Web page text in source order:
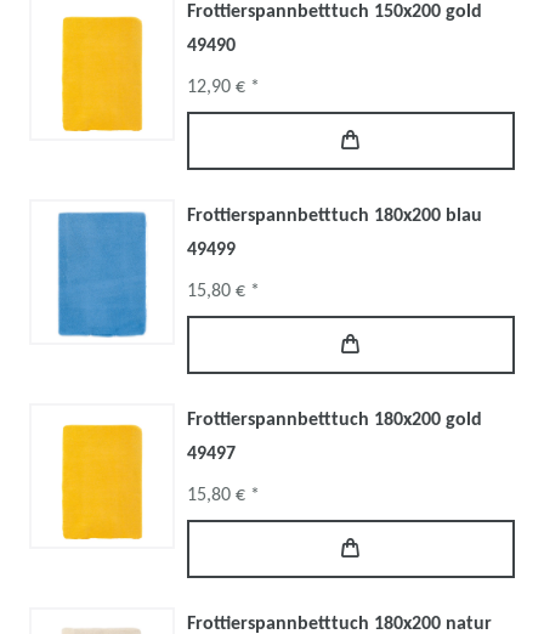
Frottierspannbetttuch 150x200 gold
49490
12,90 € *
Frottierspannbetttuch 180x200 blau
49499
15,80 € *
Frottierspannbetttuch 180x200 gold
49497
15,80 € *
Frottierspannbetttuch 180x200 natur